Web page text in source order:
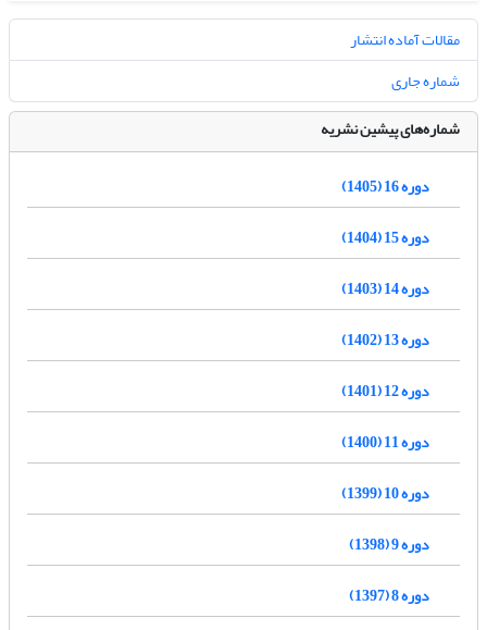
مقالات آماده انتشار
شماره جاری
شماره‌های پیشین نشریه
دوره 16 (1405)
دوره 15 (1404)
دوره 14 (1403)
دوره 13 (1402)
دوره 12 (1401)
دوره 11 (1400)
دوره 10 (1399)
دوره 9 (1398)
دوره 8 (1397)